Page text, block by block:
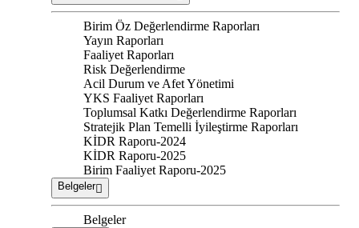
Birim Öz Değerlendirme Raporları
Yayın Raporları
Faaliyet Raporları
Risk Değerlendirme
Acil Durum ve Afet Yönetimi
YKS Faaliyet Raporları
Toplumsal Katkı Değerlendirme Raporları
Stratejik Plan Temelli İyileştirme Raporları
KİDR Raporu-2024
KİDR Raporu-2025
Birim Faaliyet Raporu-2025
Belgeler
Belgeler